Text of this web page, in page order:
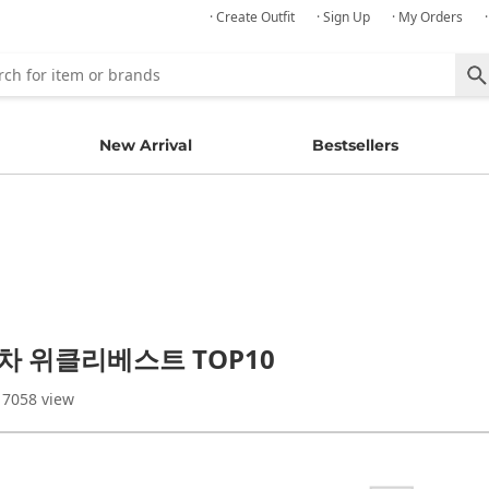
· Create Outfit · Sign Up · My Orders
New Arrival Bestsellers
위클리베스트 TOP10
view